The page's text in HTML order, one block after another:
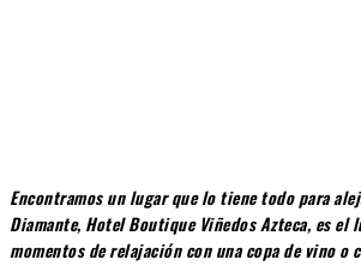
Encontramos un lugar que lo tiene todo para
Diamante, Hotel Boutique Viñedos Azteca, es el
momentos de relajación con una copa de vino o